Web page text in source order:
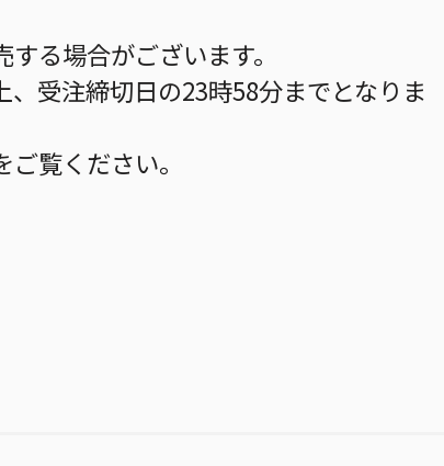
る場合がございます。
受注締切日の23時58分までとなりま
ご覧ください。